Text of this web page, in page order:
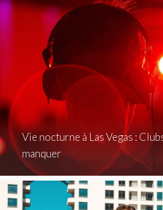
Vie nocturne à Las Vegas :
manquer